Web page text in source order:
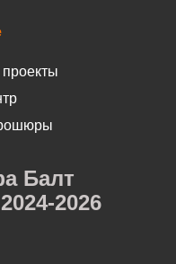
Балт
2026